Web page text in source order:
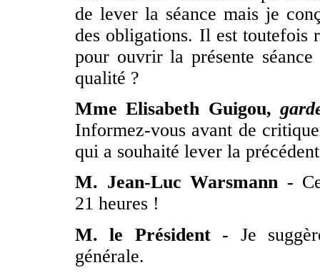
de lever la séance mais je
des obligations. Il est toutefois
pour ouvrir la présente
qualité ?
Mme Elisabeth Guigou,
Informez-vous avant de
qui a souhaité lever la
M. Jean-Luc Warsmann -
21 heures !
M. le Président - Je
générale.